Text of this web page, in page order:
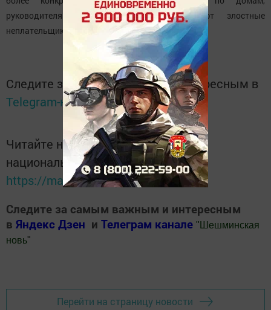
руководителями учреждений, где работают злостные
неплательщики.
Следите за самым важным и интересным в
Telegram-каналеТатмедиа
Читайте новости Татарстана в
национальном мессенджере MАХ:
https://max.ru/tatmedia
Следите за самым важным и интересным
в Яндекс Дзен и Телеграм канале " Шешминская
новь"
Перейти на страницу новости